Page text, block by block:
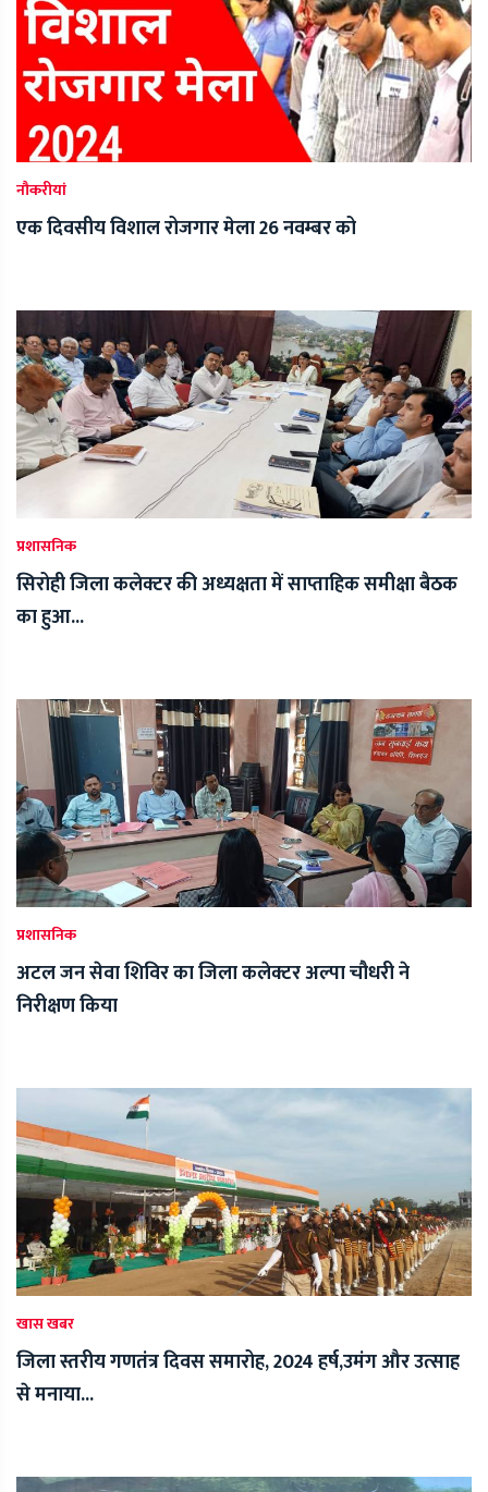
नौकरीयां
एक दिवसीय विशाल रोजगार मेला 26 नवम्बर को
प्रशासनिक
सिरोही जिला कलेक्टर की अध्यक्षता में साप्ताहिक समीक्षा बैठक
का हुआ...
प्रशासनिक
अटल जन सेवा शिविर का जिला कलेक्टर अल्पा चौधरी ने
निरीक्षण किया
खास खबर
जिला स्तरीय गणतंत्र दिवस समारोह, 2024 हर्ष,उमंग और उत्साह
से मनाया...